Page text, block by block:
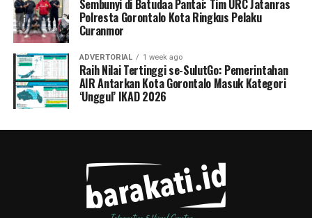
Sembunyi di Batudaa Pantai: Tim URC Jatanras
Polresta Gorontalo Kota Ringkus Pelaku
Curanmor
ADVERTORIAL 1 week ago
Raih Nilai Tertinggi se-SulutGo: Pemerintahan
AIR Antarkan Kota Gorontalo Masuk Kategori
‘Unggul’ IKAD 2026